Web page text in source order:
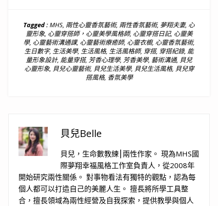
Tagged :MHS, 兩性心靈香氛藝術, 兩性香氛藝術, 夢翔夫妻, 心
靈形象, 心靈穿搭師，心靈美學風格師, 心靈穿搭日記, 心靈美
學, 心靈藝術溝通課, 心靈藝術療癒師, 心靈衣櫥, 心靈香氛藝術,
生日數字, 生活美學, 生活風格, 生活風格師, 穿搭, 穿搭紀錄, 能
量形象設計, 能量穿搭, 芳香心理學, 芳香美學, 藝術溝通, 貝兒
心靈形象, 貝兒心靈藝術, 貝兒生活美學, 貝兒生活風格, 貝兒穿
搭風格, 香氛美學
貝兒Belle
貝兒，生命數教練⎮兩性作家。 現為MHS國
際夢翔幸福風格工作室負責人，從2008年
開始研究兩性關係。 對事物看法有獨特的觀點，認為每
個人都可以打造自己的美麗人生。 擅長將所學工具整
合，擅長領域為兩性經營及自我探索，提供教學與個人